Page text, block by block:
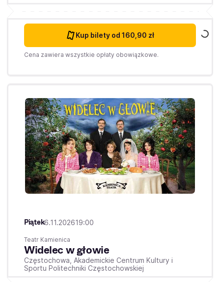
Kup bilety od 160,90 zł
Cena zawiera wszystkie opłaty obowiązkowe.
Piątek6.11.202619:00
Teatr Kamienica
Widelec w głowie
Częstochowa, Akademickie Centrum Kultury i
Sportu Politechniki Częstochowskiej